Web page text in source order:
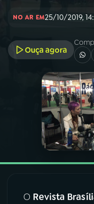
01INÍCIO
02A RÁDIO
PROGRAMAS
PODCASTS
NO AR EM25/10/2019,
Ouça agora
O Revista